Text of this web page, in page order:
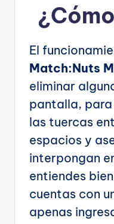
El
Match:Nuts
eliminar
pantalla,
las tuercas
espacios y
interpongan
entiendes
cuentas con
apenas